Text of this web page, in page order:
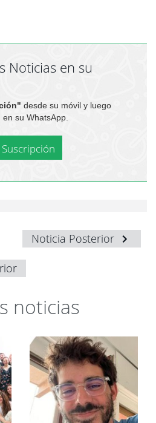
Noticias en su
desde su móvil y luego
en su WhatsApp.
Suscripción
Noticia Posterior
noticias